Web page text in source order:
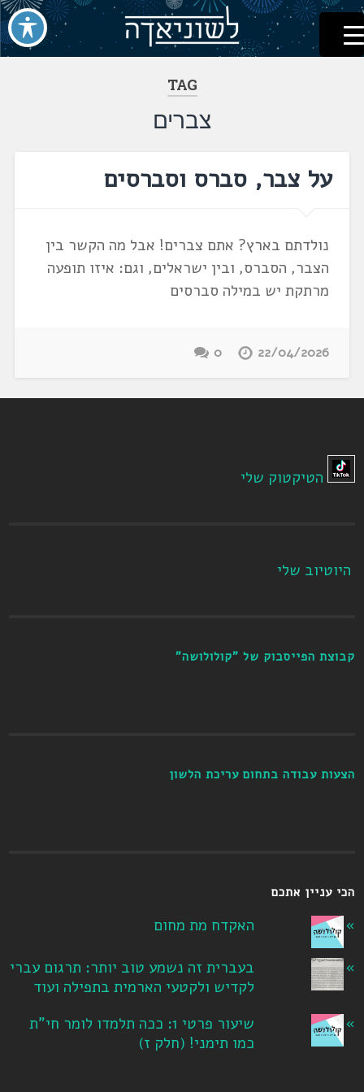
דלג
לתוכן
לשוניאדה
עברית. לשון. שפה
TAG
צברים
על צבר, סברס וסברסים
נולדתם בארץ? אתם צברים! אבל מה הקשר בין
הצבר, הסברס, ובין ישראלים, וגם: איזו תופעה
מרתקת יש במילה סברסים
22/04/2026
0
הטיקטוק שלי
היוטיוב שלי
קבוצת הפייסבוק של "קולולושה"
הצעות עבודה בתחום עריכת הלשון
הכי עניין אתכם
האקדח מת מחום
בעברית זה נשמע טוב יותר: תרגום עברי
לקדיש ולקטעי הארמית בתפילה ועוד
שיעור פרטי 1: ככה תלמדו לומר חי"ת
כמו תימני! ‏(חלק ז‏)